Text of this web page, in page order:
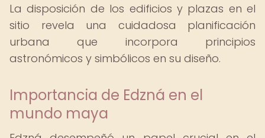
La disposición de los edificios y plazas en el
sitio revela una cuidadosa planificación
urbana que incorpora principios
astronómicos y simbólicos en su diseño.
Importancia de Edzná en el
mundo maya